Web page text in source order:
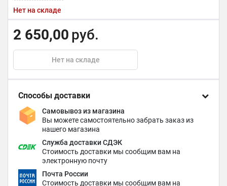
Нет на складе
2 650,00 руб.
Нет на складе
Способы доставки
Самовывоз из магазина
Вы можете самостоятельно забрать заказ из
нашего магазина
Служба доставки СДЭК
Стоимость доставки мы сообщим вам на
электронную почту
Почта России
Стоимость доставки мы сообщим вам на